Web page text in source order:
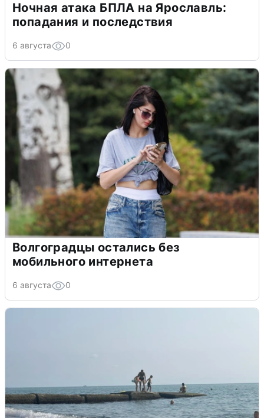
Ночная атака БПЛА на Ярославль:
попадания и последствия
6 августа 0
Волгоградцы остались без
мобильного интернета
6 августа 0